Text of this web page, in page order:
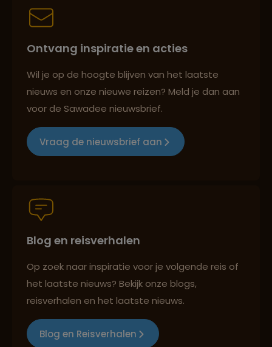
Reizen met oog voor mens, cultuur en milieu
Groepsreizen mét indivuele vrijheid
Persoonlijk en deskundig reisadvies
Best beoordeelde reisroutes
Reizen met oog voor mens, cultuur en milieu
Ontvang inspiratie en acties
Wil je op de hoogte blijven van het laatste
nieuws en onze nieuwe reizen? Meld je dan aan
voor de Sawadee nieuwsbrief.
Vraag de nieuwsbrief aan
Blog en reisverhalen
Op zoek naar inspiratie voor je volgende reis of
het laatste nieuws? Bekijk onze blogs,
reisverhalen en het laatste nieuws.
Blog en Reisverhalen